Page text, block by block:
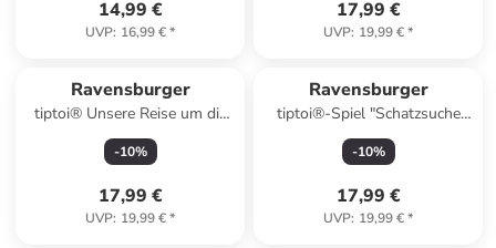
14,99 €
UVP: 16,99 €*
17,99 €
UVP: 19,99 €*
Ravensburger
tiptoi® Unsere Reise um die
Welt - ab 4 Jahren
-10%
17,99 €
UVP: 19,99 €*
Ravensburger
tiptoi®-Spiel "Schatzsuche
Buchstaben-Burg'22" - ab 4
Jahren
-10%
17,99 €
UVP: 19,99 €*